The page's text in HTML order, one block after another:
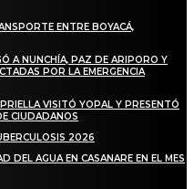
ENTRE BOYACÁ,
A NUNCHÍA, PAZ DE ARIPORO Y
POR LA EMERGENCIA
VISITÓ YOPAL Y PRESENTÓ
CIUDADANOS
2026
DEL AGUA EN CASANARE EN EL MES